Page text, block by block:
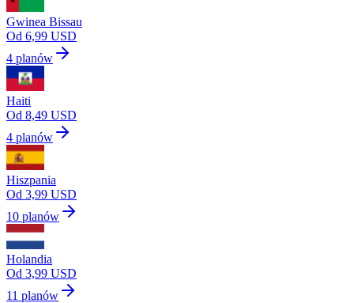
Gwinea Bissau
Od 6,99 USD
4 planów
Haiti
Od 8,49 USD
4 planów
Hiszpania
Od 3,99 USD
10 planów
Holandia
Od 3,99 USD
11 planów